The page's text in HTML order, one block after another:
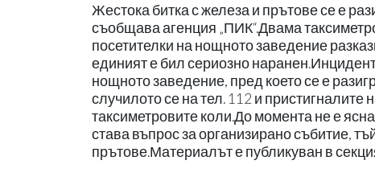
Жестока битка с железа и прътове се е
съобщава агенция „ПИК“.Двама
посетителки на нощното заведение
единият е бил сериозно
нощното заведение, пред което се е
случилото се на тел. 112 и
таксиметровите коли.До момента не е
става въпрос за организирано събитие,
прътове.Материалът е публикуван в